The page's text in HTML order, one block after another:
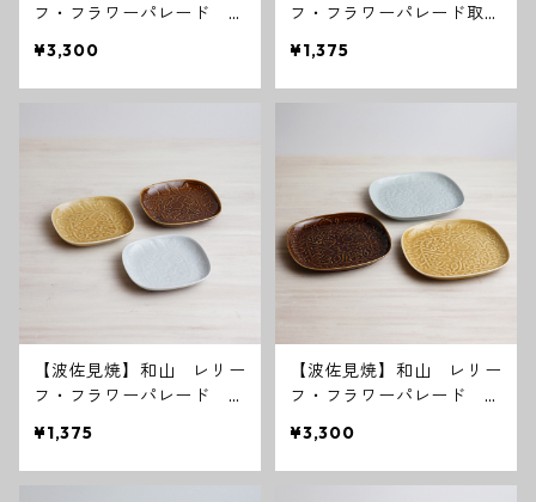
フ・フラワーパレード 盛
¥3,300
フ・フラワーパレード取
¥1,375
【波佐見焼】和山 レリー
フ・フラワーパレード 取
¥1,375
【波佐見焼】和山 レリー
フ・フラワーパレード 盛
¥3,300